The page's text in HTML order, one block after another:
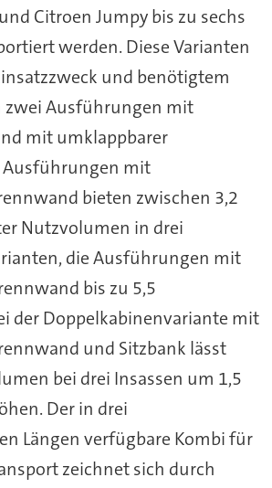
Citroen Jumpy bis zu sechs
werden. Diese Varianten
und benötigtem
zwei Ausführungen mit
mit umklappbarer
Ausführungen mit
bieten zwischen 3,2
Nutzvolumen in drei
die Ausführungen mit
bis zu 5,5
der Doppelkabinenvariante mit
und Sitzbank lässt
bei drei Insassen um 1,5
Der in drei
Längen verfügbare Kombi für
zeichnet sich durch